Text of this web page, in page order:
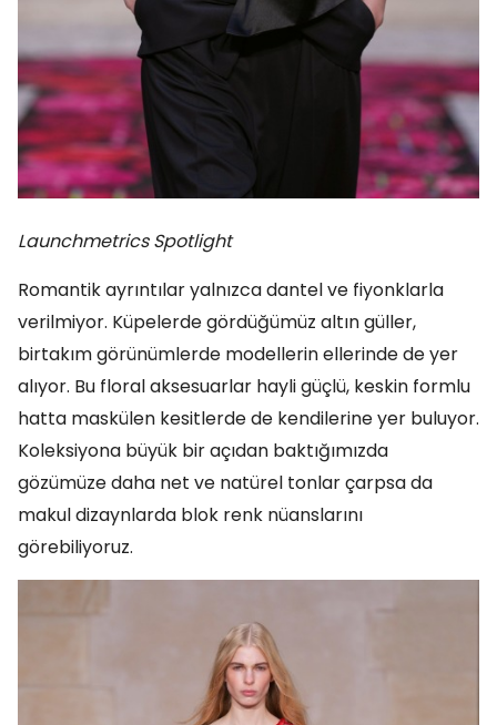
Launchmetrics Spotlight
Romantik ayrıntılar yalnızca dantel ve fiyonklarla
verilmiyor. Küpelerde gördüğümüz altın güller,
birtakım görünümlerde modellerin ellerinde de yer
alıyor. Bu floral aksesuarlar hayli güçlü, keskin formlu
hatta maskülen kesitlerde de kendilerine yer buluyor.
Koleksiyona büyük bir açıdan baktığımızda
gözümüze daha net ve natürel tonlar çarpsa da
makul dizaynlarda blok renk nüanslarını
görebiliyoruz.